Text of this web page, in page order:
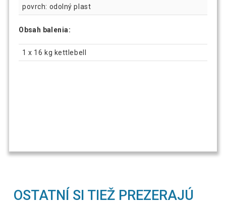
povrch: odolný plast
Obsah balenia:
1 x 16 kg kettlebell
OSTATNÍ SI TIEŽ PREZERAJÚ